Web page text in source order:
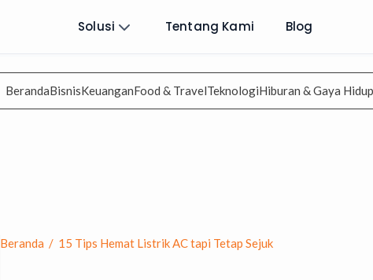
Solusi Tentang Kami Blog
BerandaBisnisKeuanganFood & TravelTeknologiHiburan & Gaya Hidup
Beranda / 15 Tips Hemat Listrik AC tapi Tetap Sejuk